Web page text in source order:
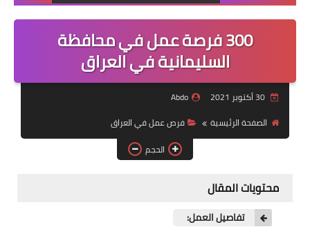
القائمة
مناقصات
فرص عمل داخل سوريا
فرص عمل في العراق
فرص عمل في اليمن
300 فرصة عمل في محافظة
السليمانية في العراق
30 أكتوبر 2021
Abdo
الصفحة الرئيسية
فرص عمل في العراق
الحجم
محتويات المقال
تفاصيل العمل: